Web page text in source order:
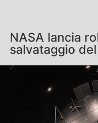
NASA lancia
salvataggio